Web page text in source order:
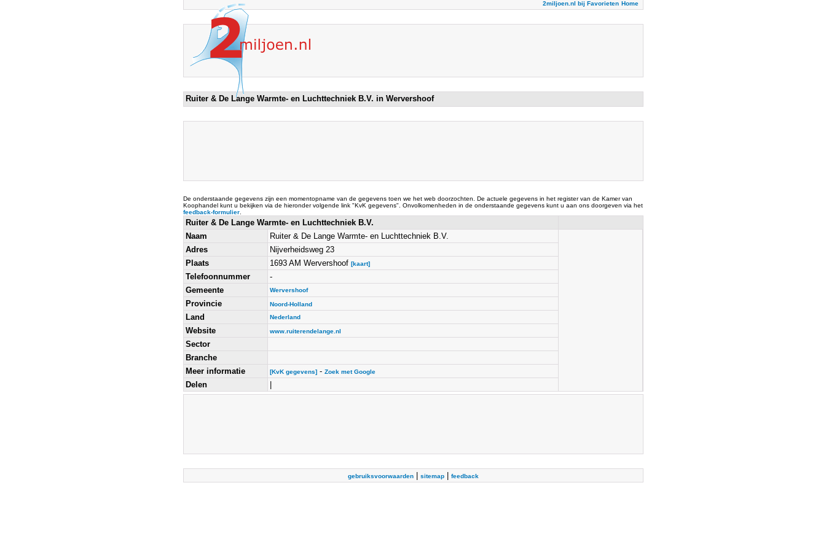
2miljoen.nl bij Favorieten Home
Ruiter & De Lange Warmte- en Luchttechniek B.V. in Wervershoof
De onderstaande gegevens zijn een momentopname van de gegevens toen we het web doorzochten. De actuele gegevens in het register van de Kamer van
Koophandel kunt u bekijken via de hieronder volgende link "KvK gegevens". Onvolkomenheden in de onderstaande gegevens kunt u aan ons doorgeven via het
feedback-formulier.
Ruiter & De Lange Warmte- en Luchttechniek B.V.
Naam
Ruiter & De Lange Warmte- en Luchttechniek B.V.
Adres
Nijverheidsweg 23
Plaats
1693 AM Wervershoof [kaart]
Telefoonnummer
-
Gemeente
Wervershoof
Provincie Noord-Holland
Land Nederland
Website www.ruiterendelange.nl
Sector
Branche
Meer informatie
[KvK gegevens]- Zoek met Google
Delen
gebruiksvoorwaarden| sitemap| feedback